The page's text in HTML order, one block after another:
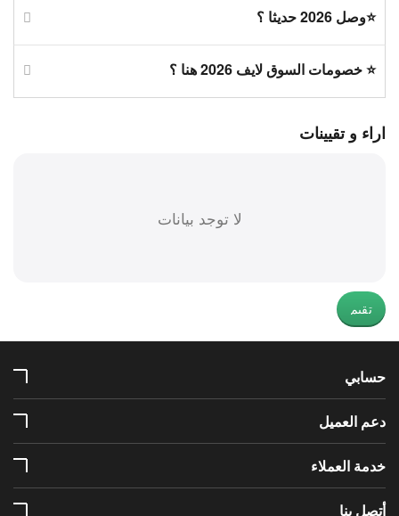
⭐وصل 2026 حديثا ؟
⭐ خصومات السوق لايف 2026 هنا ؟
اراء و تقيينات
لا توجد بيانات
تقيم
حسابي
دعم العميل
خدمة العملاء
أتصل بنا